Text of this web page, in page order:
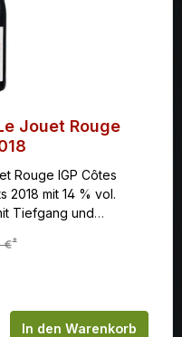
Jouet Rouge
Rouge IGP Côtes
2018 mit 14 % vol.
Tiefgang und
€*
den
In den Warenkorb